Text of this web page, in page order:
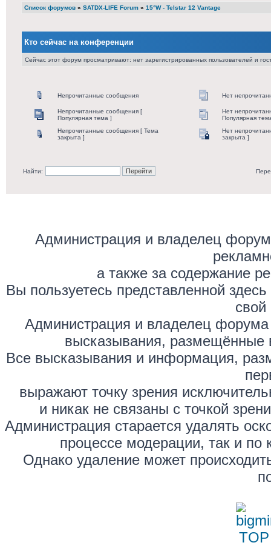
Список форумов » SATDX-LIFE Forum » 15°W - Telstar 12 Vantage
Кто сейчас на конференции
Сейчас этот форум просматривают: нет зарегистрированных пользователей и
Непрочитанные сообщения Нет
Непрочитанные сообщения [
Популярная тема ]
Нет
Популярная
Непрочитанные сообщения [ Тема
закрыта ]
Нет
закрыта ]
Найти:
Администрация и владелец
а также за содержание
Вы пользуетесь представленной
свой
Администрация и владелец форума
высказывания, размещённые
Все высказывания и информация,
выражают точку зрения
и никак не связаны с точкой
Администрация старается удалять
процессе модерации, так и по
Однако удаление может